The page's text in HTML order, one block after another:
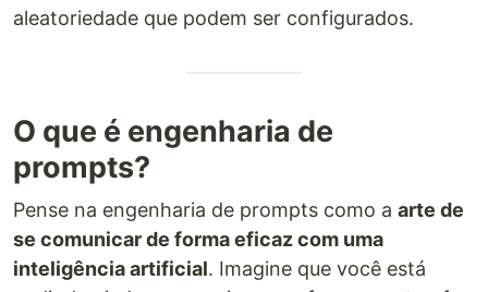
aleatoriedade que podem ser configurados.
O que é engenharia de
prompts?
Pense na engenharia de prompts como a arte de
se comunicar de forma eficaz com uma
inteligência artificial. Imagine que você está